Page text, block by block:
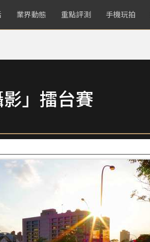
業界動態 重點評測 手機玩拍
」擂台賽